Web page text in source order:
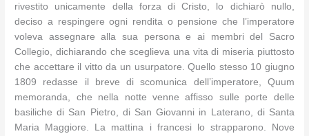
rivestito unicamente della forza di Cristo, lo dichiarò nullo,
deciso a respingere ogni rendita o pensione che l’imperatore
voleva assegnare alla sua persona e ai membri del Sacro
Collegio, dichiarando che sceglieva una vita di miseria piuttosto
che accettare il vitto da un usurpatore. Quello stesso 10 giugno
1809 redasse il breve di scomunica dell’imperatore, Quum
memoranda, che nella notte venne affisso sulle porte delle
basiliche di San Pietro, di San Giovanni in Laterano, di Santa
Maria Maggiore. La mattina i francesi lo strapparono. Nove